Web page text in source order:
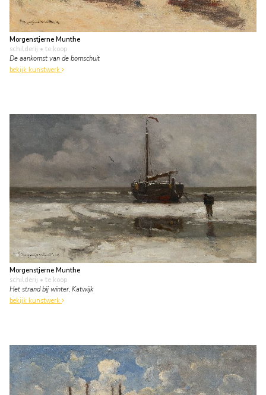
Morgenstjerne Munthe
schilderij • te koop
De aankomst van de bomschuit
bekijk kunstwerk
Morgenstjerne Munthe
schilderij • te koop
Het strand bij winter, Katwijk
bekijk kunstwerk